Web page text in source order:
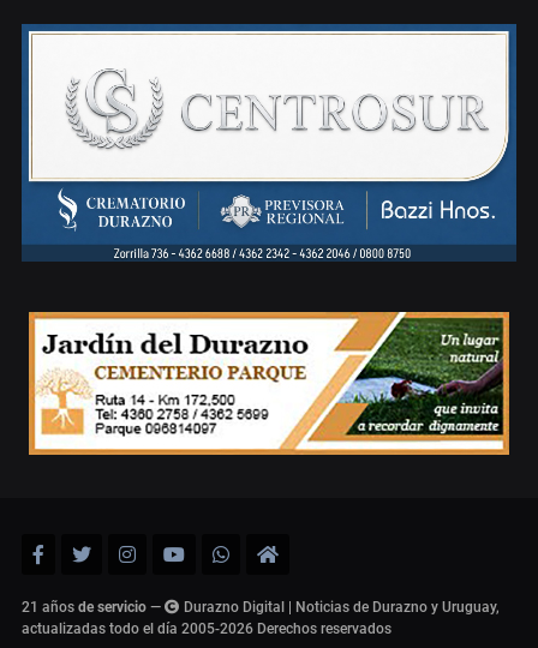
21 años de servicio —
Durazno Digital | Noticias de Durazno y Uruguay,
actualizadas todo el día 2005-2026 Derechos reservados